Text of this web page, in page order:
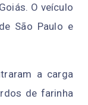
O veículo
São Paulo e
a carga
de farinha